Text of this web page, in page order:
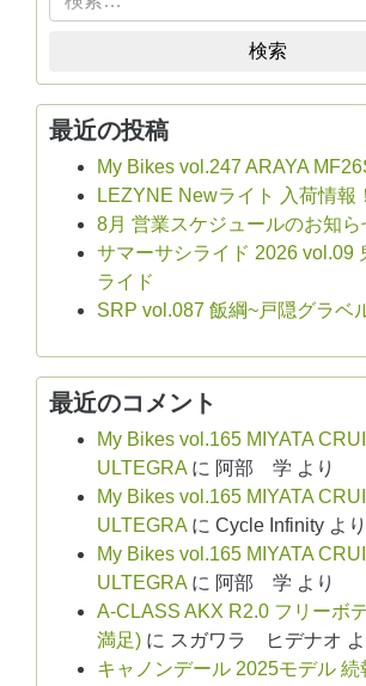
検索
最近の投稿
My Bikes vol.247 ARAYA
LEZYNE Newライト 入荷情報！
8月 営業スケジュールのお知ら
サマーサシライド 2026 vol.09
ライド
SRP vol.087 飯綱~戸隠グラベ
最近のコメント
My Bikes vol.165 MIYATA
ULTEGRA に 阿部 学 より
My Bikes vol.165 MIYATA
ULTEGRA に Cycle Infinity より
My Bikes vol.165 MIYATA
ULTEGRA に 阿部 学 より
A-CLASS AKX R2.0 フリーボ
満足) に スガワラ ヒデナオ
キャノンデール 2025モデル 続